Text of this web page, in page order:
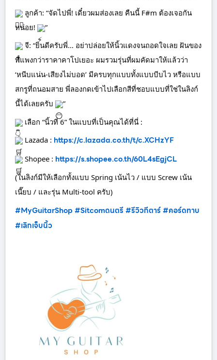
ลูกค้า: “จัดไปพี่! เดี๋ยวผมส่องเลย คืนนี้ F#m ต้องเจอกัน
หน่อย!
”
จี: “ยินดีครับพี่… อย่าปล่อยให้นิ้วแดงจนถอดใจเลย ฝันของ
พี่แพงกว่าราคาคาโปเยอะ ผมรวมรุ่นที่ผมคัดมาให้แล้วว่า
‘หนีบแน่น-เสียงไม่บอด’ มีครบทุกแบบทั้งแบบบีบไว หรือแบบ
สกรูที่ถนอมสาย พี่ลองกดเข้าไปเลือกสีที่ชอบแบบที่ใช่ในลิงก์
นี้ได้เลยครับ
”
เลือก “นิ้วที่ 6” ในแบบที่เป็นคุณได้ที่นี่ :
Lazada : https://c.lazada.co.th/t/c.XCHzYF
Shopee : https://s.shopee.co.th/60L4sEgjCL
(ในลิงก์มีให้เลือกทั้งแบบ Spring เน้นไว / แบบ Screw เน้น
เนี๊ยบ / และรุ่น Multi-tool ครับ)
#MyGuitarShop #Sitcomดนตรี #รีวิวกีตาร์#คอร์ดทาบ
#เลิกเจ็บนิ้ว